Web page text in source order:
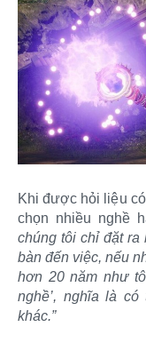
Khi được hỏi liệu
chọn nhiều nghề
chúng tôi chỉ đặt ra
bàn đến việc, nếu
hơn 20 năm như
nghề’, nghĩa là
khác.”